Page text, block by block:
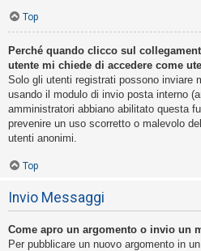
Top
Perché quando clicco sul
utente mi chiede di accedere come
Solo gli utenti registrati possono inviare
usando il modulo di invio posta interno
amministratori abbiano abilitato questa
prevenire un uso scorretto o malevolo
utenti anonimi.
Top
Invio Messaggi
Come apro un argomento o invio un
Per pubblicare un nuovo argomento in